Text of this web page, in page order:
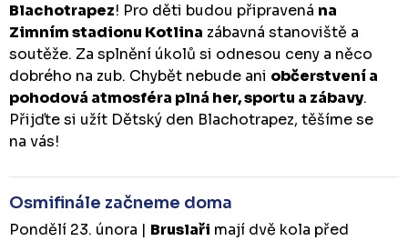
Blachotrapez! Pro děti budou připravená na
Zimním stadionu Kotlina zábavná stanoviště a
soutěže. Za splnění úkolů si odnesou ceny a něco
dobrého na zub. Chybět nebude ani občerstvení a
pohodová atmosféra plná her, sportu a zábavy.
Přijďte si užít Dětský den Blachotrapez, těšíme se
na vás!
Osmifinále začneme doma
Pondělí 23. února | Bruslaři mají dvě kola před